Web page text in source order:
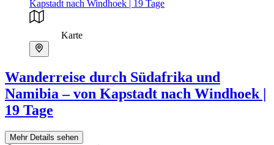
Karte
Wanderreise durch Südafrika und
Namibia – von Kapstadt nach Windhoek |
19 Tage
Mehr Details sehen